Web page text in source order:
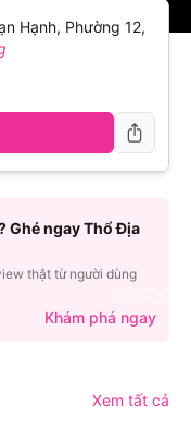
Xem tất cả
Hạnh, Phường 12,
Ghé ngay Thổ Địa
thật từ người dùng
Khám phá ngay